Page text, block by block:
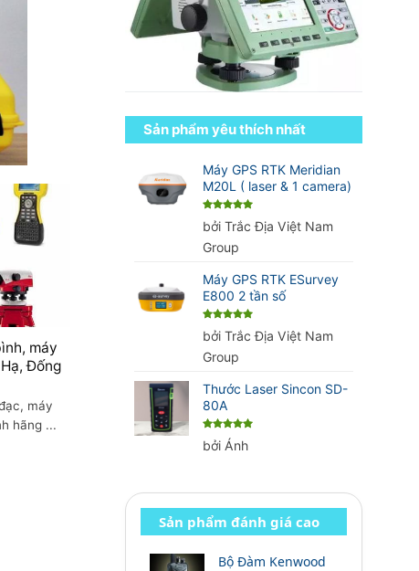
máy
Đống
máy
hãng ...
Sản phẩm yêu thích nhất
Máy GPS RTK Meridian
M20L ( laser & 1 camera)
Được xếp
hạng55
bởi Trắc Địa Việt Nam
Group
Máy GPS RTK ESurvey
E800 2 tần số
Được xếp
hạng55
bởi Trắc Địa Việt Nam
Group
Thước Laser Sincon SD-
80A
Được xếp
hạng55
bởi Ánh
Sản phẩm đánh giá cao
Bộ Đàm Kenwood